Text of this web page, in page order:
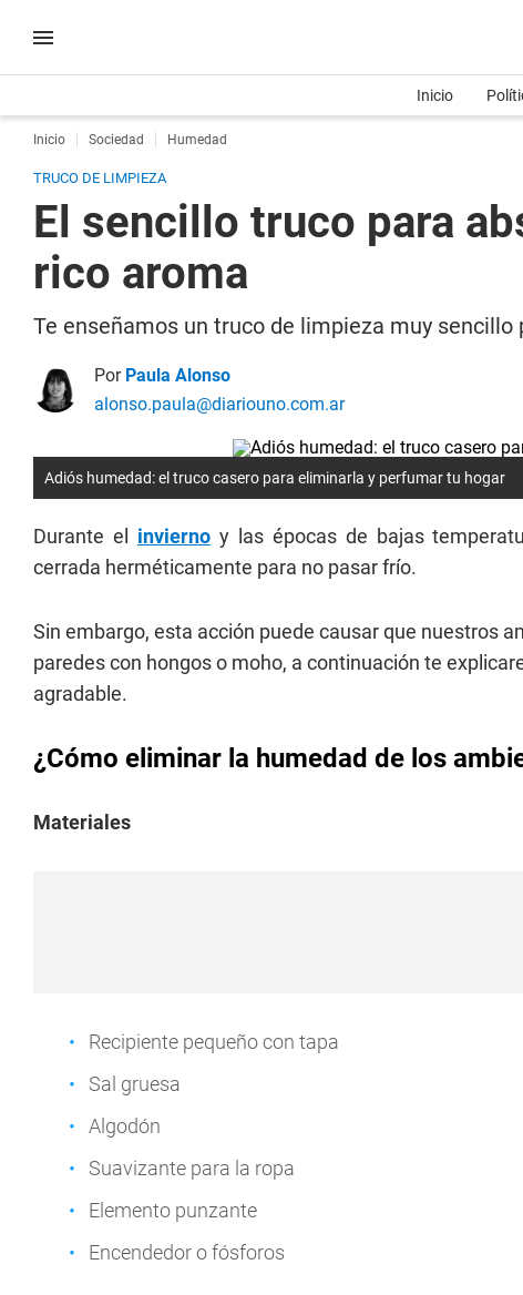
Inicio
Inicio Sociedad Humedad
TRUCO DE LIMPIEZA
El sencillo truco para
rico aroma
Te enseñamos un truco de limpieza muy
Por Paula Alonso
alonso.paula@diariouno.com.ar
Adiós humedad: el truco casero para eliminarla y perfumar tu hogar
Durante el inviernoy las épocas de bajas
cerrada herméticamente para no pasar frío.
Sin embargo, esta acción puede causar que nuestros
paredes con hongos o moho, a continuación te
agradable.
¿Cómo eliminar la humedad de los
Materiales
Recipiente pequeño con tapa
Sal gruesa
Algodón
Suavizante para la ropa
Elemento punzante
Encendedor o fósforos